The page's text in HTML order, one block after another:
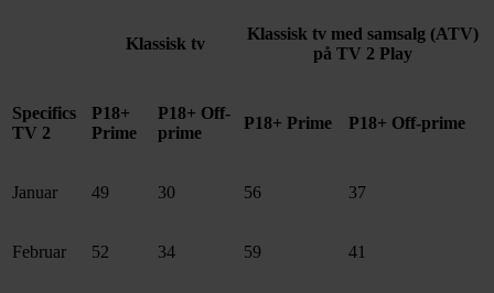
Klassisk tv
Klassisk tv med samsalg (ATV)
på TV 2 Play
Specifics
TV 2
P18+
Prime
P18+ Off-
prime
P18+ Prime P18+ Off-prime
Januar 49 30 56 37
Februar 52 34 59 41